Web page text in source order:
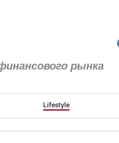
рынка
Lifestyle